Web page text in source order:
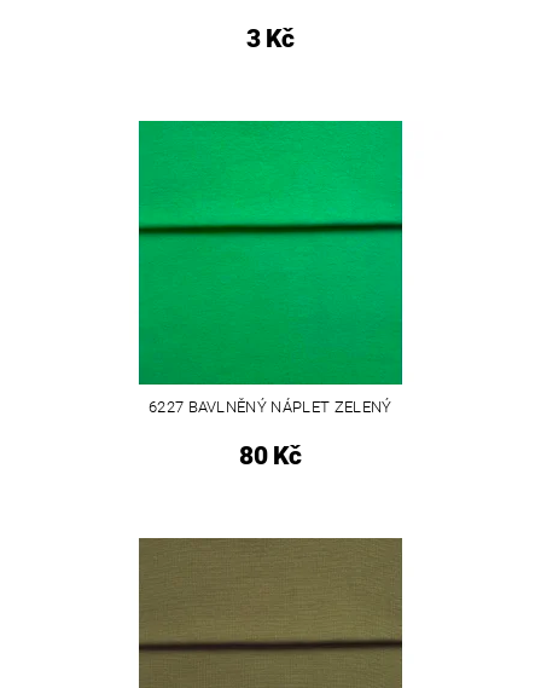
3 Kč
6227 BAVLNĚNÝ NÁPLET ZELENÝ
80 Kč